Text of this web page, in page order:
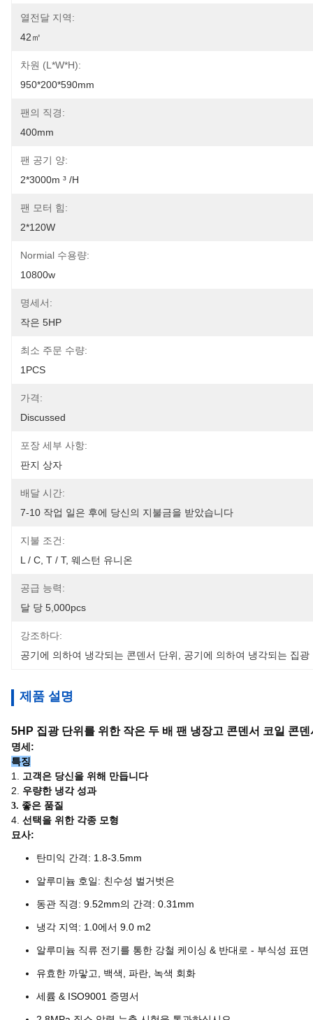
열전달 지역:
42㎡
차원 (L*W*H):
950*200*590mm
팬의 직경:
400mm
팬 공기 양:
2*3000m ³ /h
팬 모터 힘:
2*120W
Normial 수용량:
10800w
명세서:
작은 5HP
최소 주문 수량:
1PCS
가격:
Discussed
포장 세부 사항:
판지 상자
배달 시간:
7-10 작업 일은 후에 당신의 지불금을 받았습니다
지불 조건:
L / C, T / T, 웨스턴 유니온
공급 능력:
달 당 5,000pcs
강조하다:
공기에 의하여 냉각되는 콘덴서 단위
공기에 의하여 냉각되는 집광
제품 설명
5HP 집광 단위를 위한 작은 두 배 팬 냉장고 콘덴서 코일 콘
명세:
특징
1. 고객은 당신을 위해 만듭니다
2. 우량한 냉각 성과
3. 좋은 품질
4. 선택을 위한 각종 모형
묘사:
탄미익 간격: 1.8-3.5mm
알루미늄 호일: 친수성 벌거벗은
동관 직경: 9.52mm의 간격: 0.31mm
냉각 지역: 1.0에서 9.0 m2
알루미늄 직류 전기를 통한 강철 케이싱 & 반대로 - 부식성 표면
유효한 까맣고, 백색, 파란, 녹색 회화
세륨 & ISO9001 증명서